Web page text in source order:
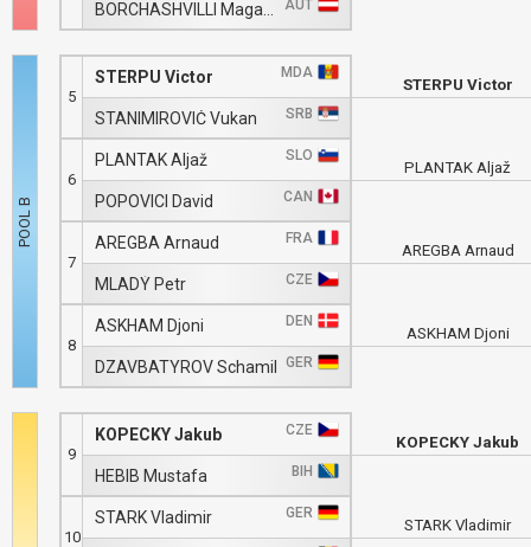
AUT
5
STERPU Victor MDA
STANIMIROVIĆ Vukan SRB
6
PLANTAK Aljaž SLO
POPOVICI David CAN
7
AREGBA Arnaud FRA
MLADÝ Petr CZE
8
ASKHAM Djoni DEN
DZAVBATYROV Schamil GER
STERPU Victor
PLANTAK Aljaž
AREGBA Arnaud
ASKHAM Djoni
9
KOPECKY Jakub CZE
HEBIB Mustafa BIH
10
STARK Vladimir GER
KOPECKY Jakub
STARK Vladimir